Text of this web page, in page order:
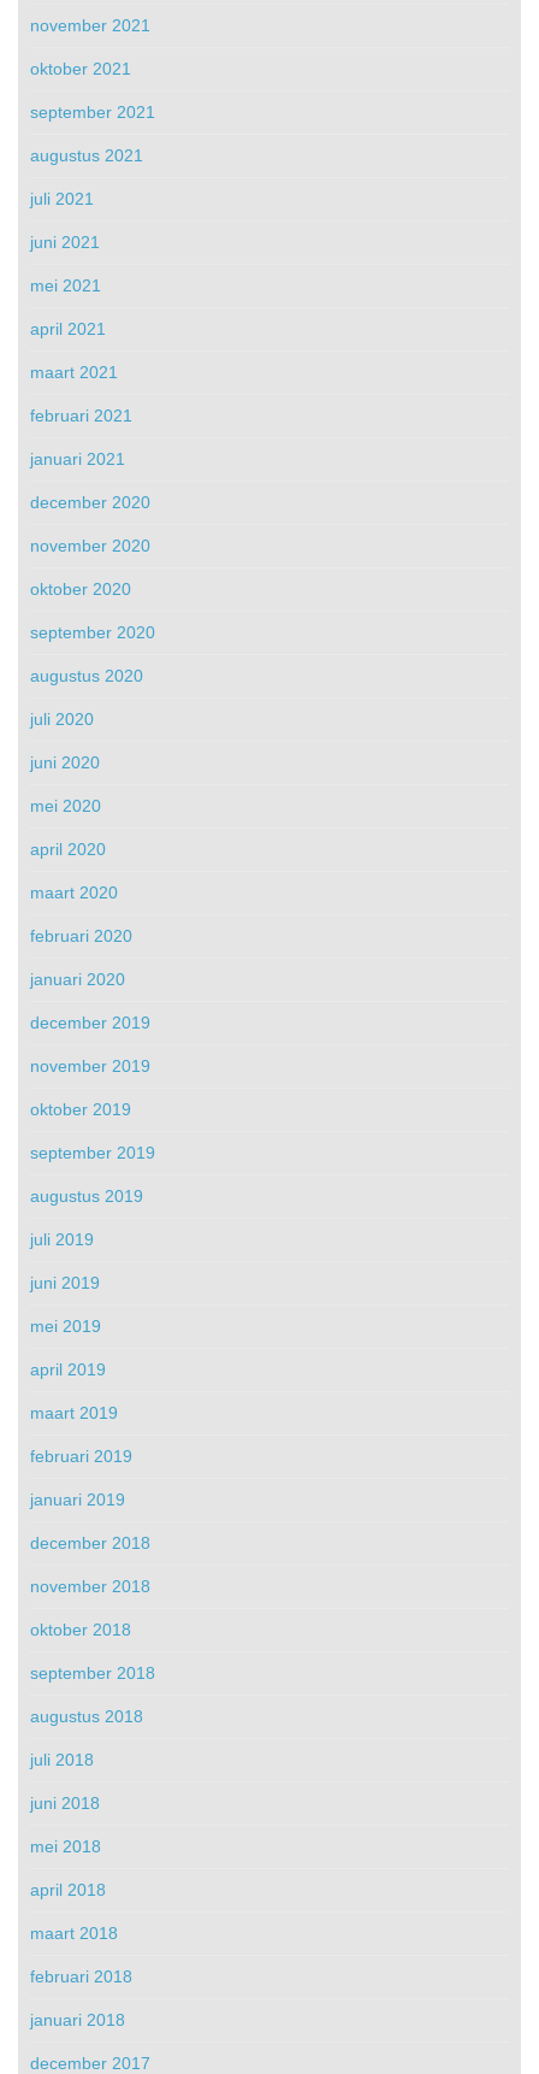
november 2021
oktober 2021
september 2021
augustus 2021
juli 2021
juni 2021
mei 2021
april 2021
maart 2021
februari 2021
januari 2021
december 2020
november 2020
oktober 2020
september 2020
augustus 2020
juli 2020
juni 2020
mei 2020
april 2020
maart 2020
februari 2020
januari 2020
december 2019
november 2019
oktober 2019
september 2019
augustus 2019
juli 2019
juni 2019
mei 2019
april 2019
maart 2019
februari 2019
januari 2019
december 2018
november 2018
oktober 2018
september 2018
augustus 2018
juli 2018
juni 2018
mei 2018
april 2018
maart 2018
februari 2018
januari 2018
december 2017